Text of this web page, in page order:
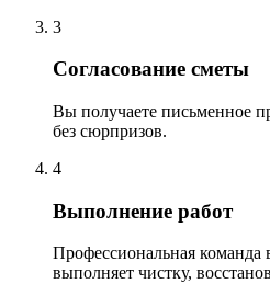
3
Согласование сметы
Вы получаете письменное
без сюрпризов.
4
Выполнение работ
Профессиональная команда
выполняет чистку,